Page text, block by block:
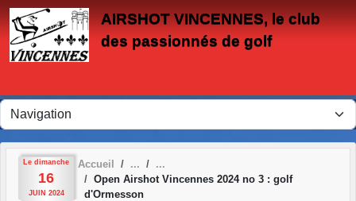
AIRSHOT VINCENNES, le club
des passionnés de golf
Le dimanche
16
JUIN 2024
Accueil
Open Airshot Vincennes 2024 no 3 : golf
d'Ormesson
Panneau de gestion des cookies